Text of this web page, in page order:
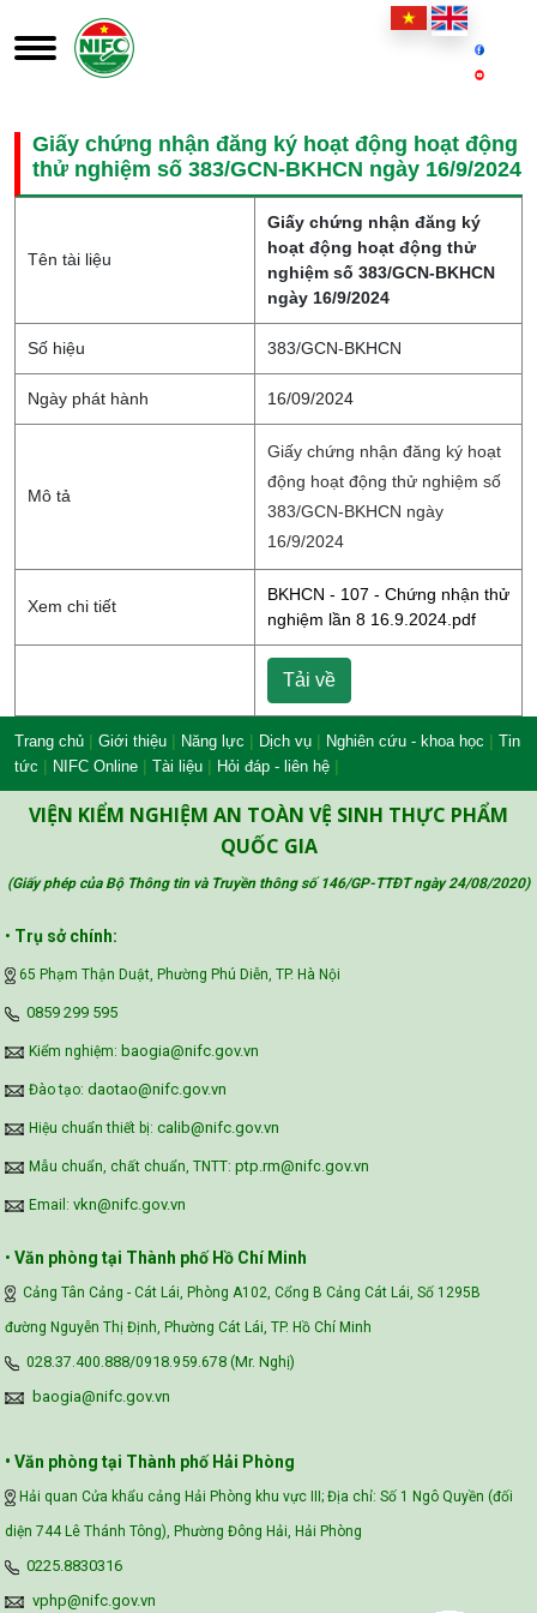
Giấy chứng nhận đăng ký hoạt động hoạt động
thử nghiệm số 383/GCN-BKHCN ngày 16/9/2024
Tên tài liệu
Giấy chứng nhận đăng ký
hoạt động hoạt động thử
nghiệm số 383/GCN-BKHCN
ngày 16/9/2024
Số hiệu 383/GCN-BKHCN
Ngày phát hành 16/09/2024
Mô tả
Giấy chứng nhận đăng ký hoạt
động hoạt động thử nghiệm số
383/GCN-BKHCN ngày
16/9/2024
Xem chi tiết
BKHCN - 107 - Chứng nhận thử
nghiệm lần 8 16.9.2024.pdf
Tải về
Trang chủ | Giới thiệu | Năng lực | Dịch vụ | Nghiên cứu - khoa học | Tin
tức | NIFC Online | Tài liệu | Hỏi đáp - liên hệ |
VIỆN KIỂM NGHIỆM AN TOÀN VỆ SINH THỰC PHẨM
QUỐC GIA
(Giấy phép của Bộ Thông tin và Truyền thông số 146/GP-TTĐT ngày 24/08/2020)
• Trụ sở chính:
65 Phạm Thận Duật, Phường Phú Diễn, TP. Hà Nội
‪0859 299 595‬
Kiểm nghiệm: baogia@nifc.gov.vn
Đào tạo: daotao@nifc.gov.vn
Hiệu chuẩn thiết bị: calib@nifc.gov.vn
Mẫu chuẩn, chất chuẩn, TNTT: ptp.rm@nifc.gov.vn
Email: vkn@nifc.gov.vn
• Văn phòng tại Thành phố Hồ Chí Minh
Cảng Tân Cảng - Cát Lái, Phòng A102, Cổng B Cảng Cát Lái, Số 1295B
đường Nguyễn Thị Định, Phường Cát Lái, TP. Hồ Chí Minh
028.37.400.888/0918.959.678 (Mr. Nghị)
baogia@nifc.gov.vn
• Văn phòng tại Thành phố Hải Phòng
Hải quan Cửa khẩu cảng Hải Phòng khu vực III; Địa chỉ: Số 1 Ngô Quyền (đối
diện 744 Lê Thánh Tông), Phường Đông Hải, Hải Phòng
0225.8830316
vphp@nifc.gov.vn